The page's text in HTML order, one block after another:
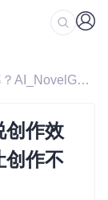
/ 如何用AI写作工具提升小说创作效率？AI_NovelGenerator让创作不再卡文
创作效
作不